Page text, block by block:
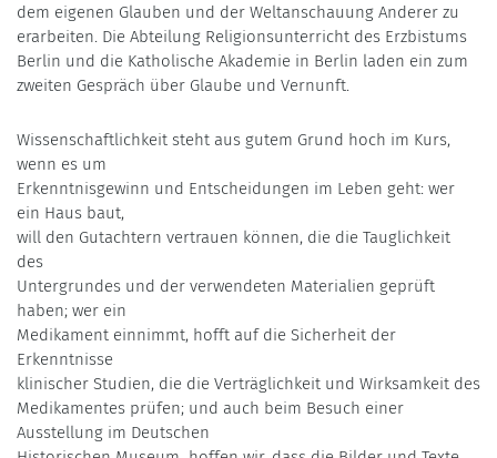
dem eigenen Glauben und der Weltanschauung Anderer zu
erarbeiten. Die Abteilung Religionsunterricht des Erzbistums
Berlin und die Katholische Akademie in Berlin laden ein zum
zweiten Gespräch über Glaube und Vernunft.
Wissenschaftlichkeit steht aus gutem Grund hoch im Kurs,
wenn es um
Erkenntnisgewinn und Entscheidungen im Leben geht: wer
ein Haus baut,
will den Gutachtern vertrauen können, die die Tauglichkeit
des
Untergrundes und der verwendeten Materialien geprüft
haben; wer ein
Medikament einnimmt, hofft auf die Sicherheit der
Erkenntnisse
klinischer Studien, die die Verträglichkeit und Wirksamkeit des
Medikamentes prüfen; und auch beim Besuch einer
Ausstellung im Deutschen